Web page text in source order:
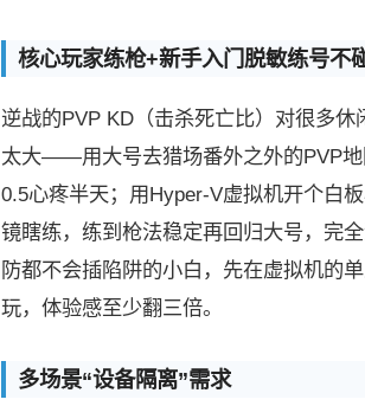
核心玩家练枪+新手入门脱敏练号不
逆战的PVP KD（击杀死亡比）对很多
太大——用大号去猎场番外之外的PVP
0.5心疼半天；用Hyper-V虚拟机开个白
镜瞎练，练到枪法稳定再回归大号，完
防都不会插陷阱的小白，先在虚拟机的
玩，体验感至少翻三倍。
多场景“设备隔离”需求